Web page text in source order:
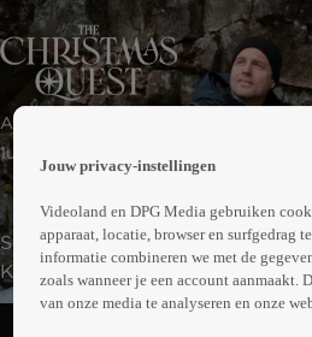
Avontuur
1uur21min
Stefanie gaat samen met haar
Kerstmis naar IJsland op zoek
schat van de Yule Lads, de
Abonneren op
Jouw privacy-instellingen
Videoland en DPG Media gebruiken
apparaat, locatie, browser en surfgedrag
informatie combineren we met de
zoals wanneer je een account aanmaakt.
van onze media te analyseren en onze